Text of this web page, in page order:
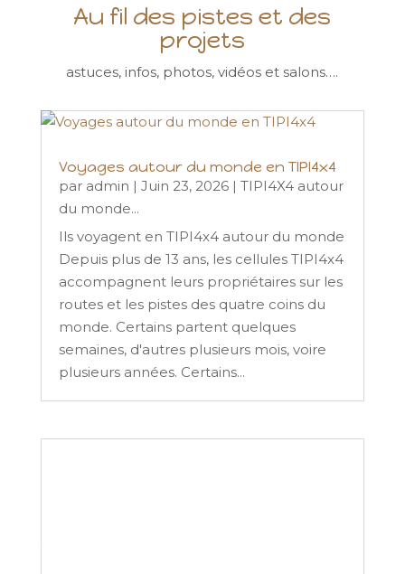
Au fil des pistes et des
projets
astuces, infos, photos, vidéos et salons….
Voyages autour du monde en TIPI4x4
par admin | Juin 23, 2026| TIPI4X4 autour
du monde...
Ils voyagent en TIPI4x4 autour du monde
Depuis plus de 13 ans, les cellules TIPI4x4
accompagnent leurs propriétaires sur les
routes et les pistes des quatre coins du
monde. Certains partent quelques
semaines, d'autres plusieurs mois, voire
plusieurs années. Certains...